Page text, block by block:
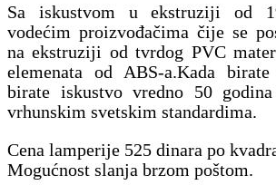
Sa iskustvom u ekstruziji od
vodećim proizvođačima čije se
na ekstruziji od tvrdog PVC
elemenata od ABS-a.Kada
birate iskustvo vredno 50
vrhunskim svetskim standardima.
Cena lamperije 525 dinara po
Mogućnost slanja brzom poštom.